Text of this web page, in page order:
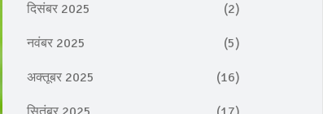
दिसंबर 2025 (2)
नवंबर 2025 (5)
अक्तूबर 2025 (16)